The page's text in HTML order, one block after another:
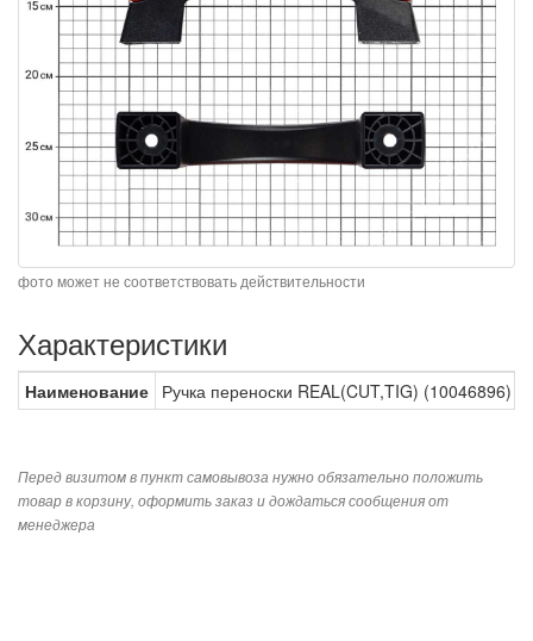
фото может не соответствовать действительности
Характеристики
Наименование Ручка переноски REAL(CUT,TIG) (10046896)
Перед визитом в пункт самовывоза нужно обязательно положить
товар в корзину, оформить заказ и дождаться сообщения от
менеджера